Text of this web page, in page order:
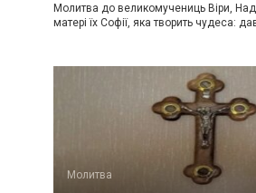
Молитва до великомучениць Віри,
матері їх Софії, яка творить чудеса:
Молитва